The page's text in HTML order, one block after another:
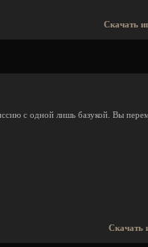
Скачать
с одной лишь базукой. Вы
Скачать